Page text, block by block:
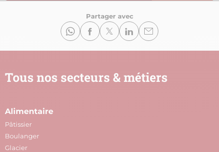
Partager avec
Tous nos secteurs & métiers
Alimentaire
Pâtissier
Boulanger
Glacier